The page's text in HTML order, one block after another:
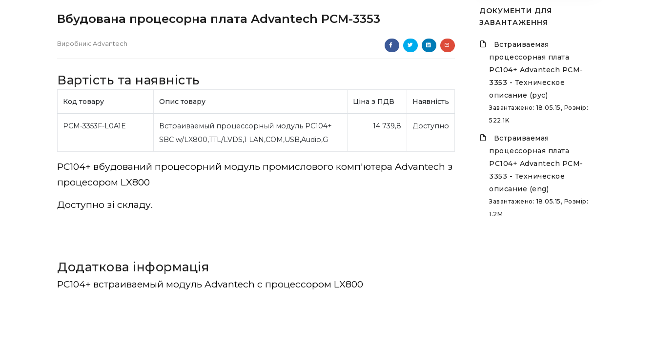
Вбудована процесорна плата Advantech PCM-3353
Виробник: Advantech
Вартість та наявність
Код товару Опис товару Ціна з ПДВ Наявність
PCM-3353F-L0A1E
Встраиваемый процессорный модуль PC104+
SBC w/LX800,TTL/LVDS,1 LAN,COM,USB,Audio,G
14 739,8 Доступно
PC104+ вбудований процесорний модуль промислового комп'ютера Advantech з
процесором LX800
Доступно зі складу.
Додаткова інформація
PC104+ встраиваемый модуль Advantech с процессором LX800
ДОКУМЕНТИ ДЛЯ
ЗАВАНТАЖЕННЯ
Встраиваемая
процессорная плата
PC104+ Advantech PCM-
3353 - Техническое
описание (рус)
Завантажено: 18.05.15, Розмір:
522.1K
Встраиваемая
процессорная плата
PC104+ Advantech PCM-
3353 - Техническое
описание (eng)
Завантажено: 18.05.15, Розмір:
1.2M